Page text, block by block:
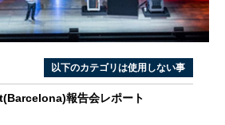
以下のカテゴリは使用しない事
報告会レポート